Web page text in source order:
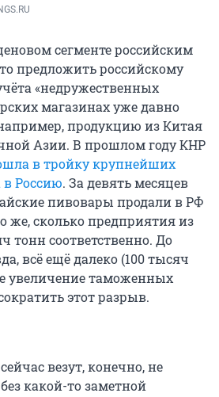
сегменте российским
предложить российскому
«недружественных
магазинах уже давно
продукцию из Китая
Азии. В прошлом году КНР
в тройку крупнейших
Россию. За девять месяцев
пивовары продали в РФ
же, сколько предприятия из
тонн соответственно. До
всё ещё далеко (100 тысяч
увеличение таможенных
этот разрыв.
везут, конечно, не
какой-то заметной